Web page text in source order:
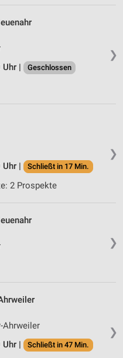
❯
|
Geschlossen
❯
|
Schließt in 17 Min.
2 Prospekte
❯
❯
Ahrweiler
|
Schließt in 47 Min.